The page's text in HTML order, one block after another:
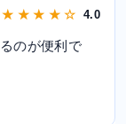
★ ★ ★ ★ ☆ 4.0
のが便利で